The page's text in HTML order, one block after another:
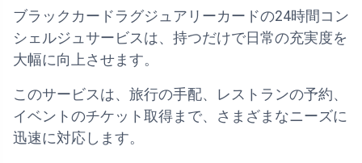
ブラックカードラグジュアリーカードの24時間コン
シェルジュサービスは、持つだけで日常の充実度を
大幅に向上させます。
このサービスは、旅行の手配、レストランの予約、
イベントのチケット取得まで、さまざまなニーズに
迅速に対応します。